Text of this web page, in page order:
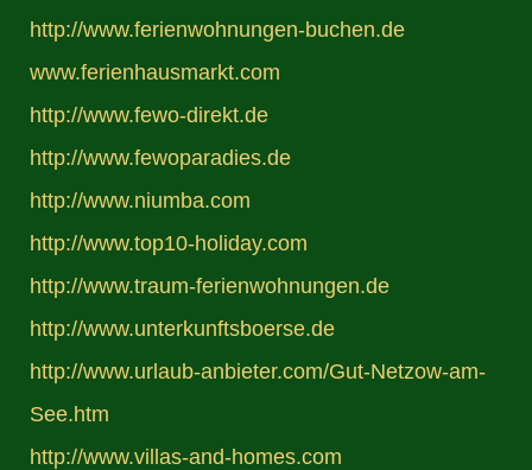
http://www.ferienwohnungen-buchen.de
www.ferienhausmarkt.com
http://www.fewo-direkt.de
http://www.fewoparadies.de
http://www.niumba.com
http://www.top10-holiday.com
http://www.traum-ferienwohnungen.de
http://www.unterkunftsboerse.de
http://www.urlaub-anbieter.com/Gut-Netzow-am-
See.htm
http://www.villas-and-homes.com